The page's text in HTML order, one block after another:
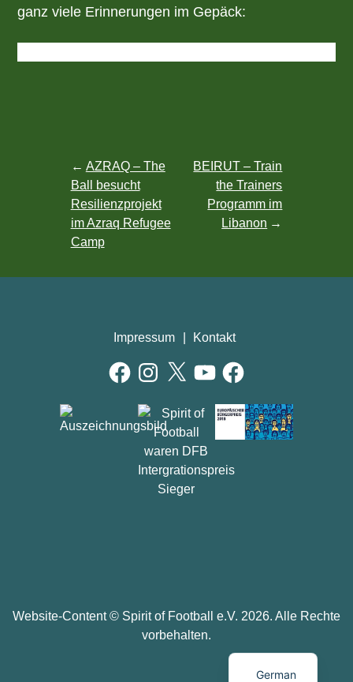
ganz viele Erinnerungen im Gepäck:
Beitragsnavigation
AZRAQ – The
Ball besucht
Resilienzprojekt
im Azraq Refugee
Camp
BEIRUT – Train
the Trainers
Programm im
Libanon
Impressum Kontakt
FacebookInstagram
X YouTubeFacebook
AUSZEICHNUNGEN
Website-Content © Spirit of Football e.V. 2026. Alle Rechte
vorbehalten.
German